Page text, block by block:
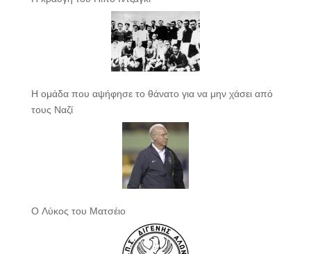
Η ομάδα που αψήφησε το θάνατο για να μην χάσει από
τους Ναζί
Ο Λύκος του Ματσέιο